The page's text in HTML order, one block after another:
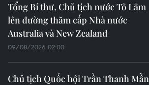
Tổng Bí thư, Chủ tịch nước Tô Lâm
lên đường thăm cấp Nhà nước
Australia và New Zealand
09/08/2026 02:00
Chủ tịch Quốc hội Trần Thanh Mẫn